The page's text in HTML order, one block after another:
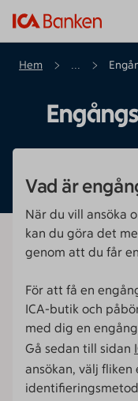
Hem ...
Vad är
När du vill ansöka
kan du göra det
genom att du får
För att få en
ICA-butik och
med dig en
Gå sedan till sidan
ansökan, välj fliken